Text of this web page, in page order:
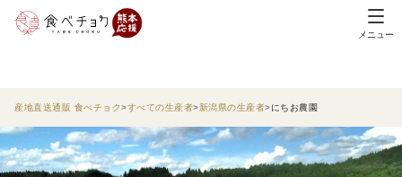
メニュー
産地直送通販 食べチョク すべての生産者 新潟県の生産者 にちお農園